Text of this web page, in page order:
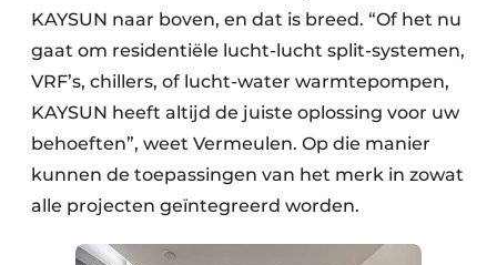
KAYSUN naar boven, en dat is breed. “Of het nu
gaat om residentiële lucht-lucht split-systemen,
VRF’s, chillers, of lucht-water warmtepompen,
KAYSUN heeft altijd de juiste oplossing voor uw
behoeften”, weet Vermeulen. Op die manier
kunnen de toepassingen van het merk in zowat
alle projecten geïntegreerd worden.